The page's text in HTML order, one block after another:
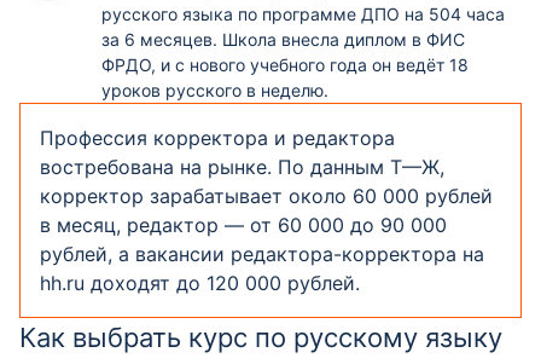
русского языка по программе ДПО на 504 часа
за 6 месяцев. Школа внесла диплом в ФИС
ФРДО, и с нового учебного года он ведёт 18
уроков русского в неделю.
Профессия корректора и редактора
востребована на рынке. По данным Т—Ж,
корректор зарабатывает около 60 000 рублей
в месяц, редактор — от 60 000 до 90 000
рублей, а вакансии редактора-корректора на
hh.ru доходят до 120 000 рублей.
Как выбрать курс по русскому языку